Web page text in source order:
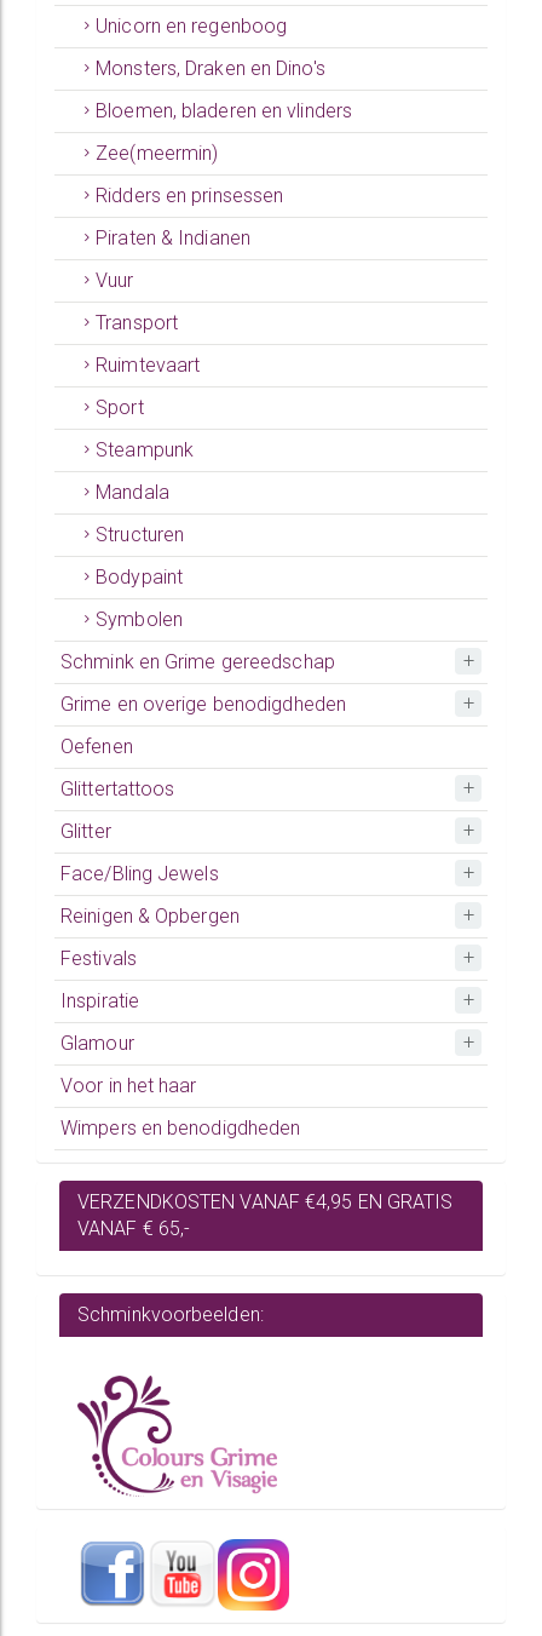
Unicorn en regenboog
Monsters, Draken en Dino's
Bloemen, bladeren en vlinders
Zee(meermin)
Ridders en prinsessen
Piraten & Indianen
Vuur
Transport
Ruimtevaart
Sport
Steampunk
Mandala
Structuren
Bodypaint
Symbolen
Schmink en Grime gereedschap
Grime en overige benodigdheden
Oefenen
Glittertattoos
Glitter
Face/Bling Jewels
Reinigen & Opbergen
Festivals
Inspiratie
Glamour
Voor in het haar
Wimpers en benodigdheden
VERZENDKOSTEN VANAF €4,95 EN GRATIS
VANAF € 65,-
Schminkvoorbeelden: